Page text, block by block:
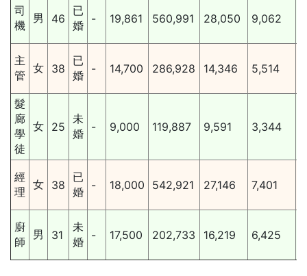
司
機
男 46
已
婚
- 19,861 560,991 28,050 9,062
主
管
女 38
已
婚
- 14,700 286,928 14,346 5,514
髮
廊
學
徒
女 25
未
婚
- 9,000 119,887 9,591 3,344
經
理
女 38
已
婚
- 18,000 542,921 27,146 7,401
廚
師
男 31
未
婚
- 17,500 202,733 16,219 6,425